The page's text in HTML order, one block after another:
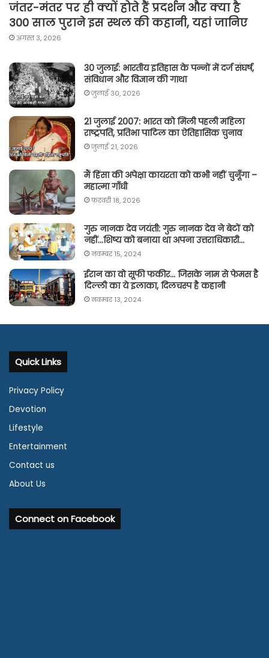
जंतर-मंतर पर ही क्यों होते हैं प्रदर्शन और क्या है
300 साल पुराने इस स्थल की कहानी, यहां जानिए
अगस्त 3, 2026
30 जुलाई: भारतीय इतिहास के पन्नों में दर्ज संघर्ष,
संविधान और विज्ञान की गाथा
जुलाई 30, 2026
21 जुलाई 2007: भारत को मिली पहली महिला
राष्ट्रपति, प्रतिभा पाटिल का ऐतिहासिक चुनाव
जुलाई 21, 2026
मैं हिंसा की अपेक्षा कायरता को कभी नहीं चुनूँगा –
महात्मा गाँधी
फ़रवरी 18, 2026
गुरु नानक देव जयंती: गुरु नानक देव ने बेटों को
नहीं…शिष्य को बनाया था अपना उत्तराधिकारी…
नवम्बर 15, 2024
ईरान का वो सूफी फकीर… जिसके नाम से फेमस है
दिल्ली का ये इलाका, दिलचस्प है कहानी
नवम्बर 13, 2024
Quick Links
Privacy Policy
Devotion
Lifestyle
Entertainment
Contact us
About Us
Connect on Facebook